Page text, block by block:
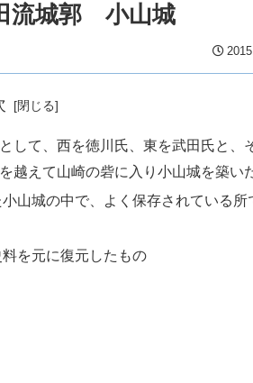
流城郭 小山城
して、西を徳川氏、東を武田氏と、
越えて山崎の砦に入り小山城を築い
山城の中で、よく保存されている所
を元に復元したもの